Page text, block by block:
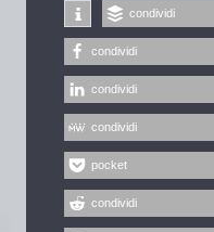
condividi
condividi
condividi
condividi
pocket
condividi